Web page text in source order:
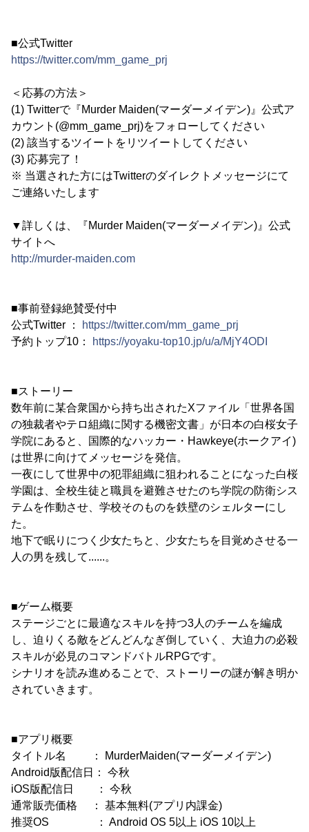
■公式Twitter
https://twitter.com/mm_game_prj
＜応募の方法＞
(1) Twitterで『Murder Maiden(マーダーメイデン)』公式ア
カウント(@mm_game_prj)をフォローしてください
(2) 該当するツイートをリツイートしてください
(3) 応募完了！
※ 当選された方にはTwitterのダイレクトメッセージにて
ご連絡いたします
▼詳しくは、『Murder Maiden(マーダーメイデン)』公式
サイトへ
http://murder-maiden.com
■事前登録絶賛受付中
公式Twitter ：
https://twitter.com/mm_game_prj
予約トップ10：
https://yoyaku-top10.jp/u/a/MjY4ODI
■ストーリー
数年前に某合衆国から持ち出されたXファイル「世界各国
の独裁者やテロ組織に関する機密文書」が日本の白桜女子
学院にあると、国際的なハッカー・Hawkeye(ホークアイ)
は世界に向けてメッセージを発信。
一夜にして世界中の犯罪組織に狙われることになった白桜
学園は、全校生徒と職員を避難させたのち学院の防衛シス
テムを作動させ、学校そのものを鉄壁のシェルターにし
た。
地下で眠りにつく少女たちと、少女たちを目覚めさせる一
人の男を残して......。
■ゲーム概要
ステージごとに最適なスキルを持つ3人のチームを編成
し、迫りくる敵をどんどんなぎ倒していく、大迫力の必殺
スキルが必見のコマンドバトルRPGです。
シナリオを読み進めることで、ストーリーの謎が解き明か
されていきます。
■アプリ概要
タイトル名 ： MurderMaiden(マーダーメイデン)
Android版配信日： 今秋
iOS版配信日 ： 今秋
通常販売価格 ： 基本無料(アプリ内課金)
推奨OS ： Android OS 5以上 iOS 10以上